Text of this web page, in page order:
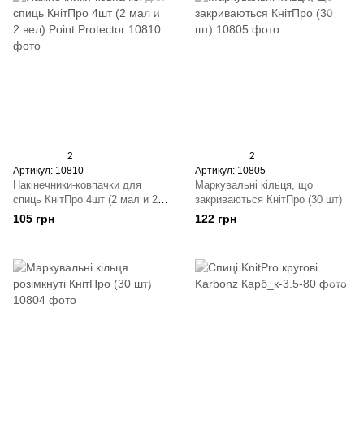
2
Артикул: 10810
Накінечники-ковпачки для
спиць КнітПро 4шт (2 мал и 2
вел) Point Protector
105 грн
2
Артикул: 10805
Маркувальні кільця, що
закриваються КнітПро (30 шт)
122 грн